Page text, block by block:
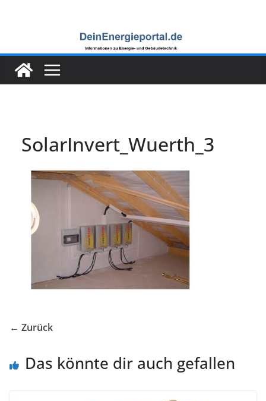
SolarInvert_Wuerth_3
← Zurück
Das könnte dir auch gefallen